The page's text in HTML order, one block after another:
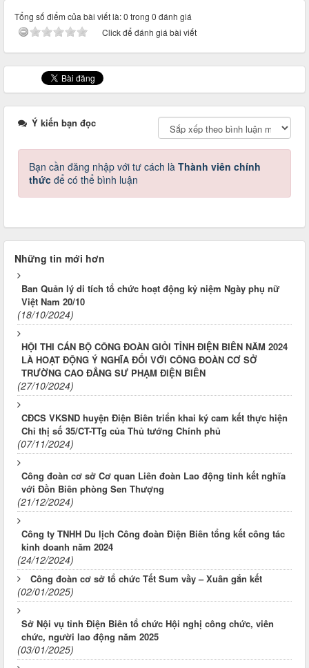
Tổng số điểm của bài viết là: 0 trong 0 đánh giá
Click để đánh giá bài viết
Ý kiến bạn đọc
Bạn cần đăng nhập với tư cách là Thành viên chính
thức để có thể bình luận
Những tin mới hơn
Ban Quản lý di tích tổ chức hoạt động kỷ niệm Ngày phụ nữ
Việt Nam 20/10
(18/10/2024)
HỘI THI CÁN BỘ CÔNG ĐOÀN GIỎI TỈNH ĐIỆN BIÊN NĂM 2024
LÀ HOẠT ĐỘNG Ý NGHĨA ĐỐI VỚI CÔNG ĐOÀN CƠ SỞ
TRƯỜNG CAO ĐẲNG SƯ PHẠM ĐIỆN BIÊN
(27/10/2024)
CĐCS VKSND huyện Điện Biên triển khai ký cam kết thực hiện
Chỉ thị số 35/CT-TTg của Thủ tướng Chính phủ
(07/11/2024)
Công đoàn cơ sở Cơ quan Liên đoàn Lao động tỉnh kết nghĩa
với Đồn Biên phòng Sen Thượng
(21/12/2024)
Công ty TNHH Du lịch Công đoàn Điện Biên tổng kết công tác
kinh doanh năm 2024
(24/12/2024)
Công đoàn cơ sở tổ chức Tết Sum vầy – Xuân gắn kết
(02/01/2025)
Sở Nội vụ tỉnh Điện Biên tổ chức Hội nghị công chức, viên
chức, người lao động năm 2025
(03/01/2025)